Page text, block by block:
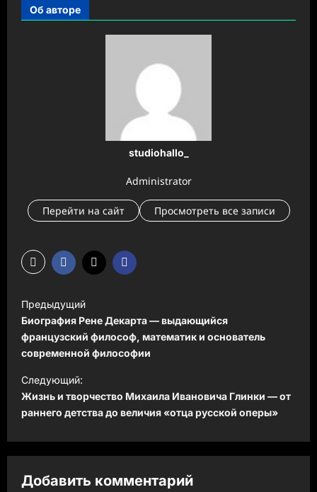
Об авторе
studiohallo_
Administrator
Перейти на сайт Просмотреть все записи
Н
а
в
и
г
а
я
Предыдущий
Биография Рене Декарта — выдающийся
французский философ, математик и основатель
современной философии
Следующий:
Жизнь и творчество Михаила Ивановича Глинки — от
раннего детства до величия «отца русской оперы»
Добавить комментарий